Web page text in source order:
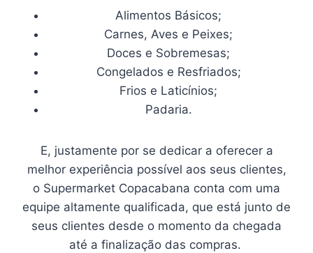
Alimentos Básicos;
Carnes, Aves e Peixes;
Doces e Sobremesas;
Congelados e Resfriados;
Frios e Laticínios;
Padaria.
E, justamente por se dedicar a oferecer a
melhor experiência possível aos seus clientes,
o Supermarket Copacabana conta com uma
equipe altamente qualificada, que está junto de
seus clientes desde o momento da chegada
até a finalização das compras.